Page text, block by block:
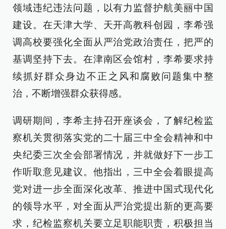
领域违纪违法问题，以有力监督护航美丽中国
建设。在天津大学、天开高教科创园，李希强
调高校要强化全面从严治党政治责任，把严的
基调坚持下去。在津南区会馆村，李希要求持
续抓好群众身边不正之风和腐败问题集中整
治，不断增强群众获得感。
调研期间，李希主持召开座谈会，了解纪检监
察机关贯彻落实党的二十届三中全会精神和中
央纪委三次全会部署情况，并就做好下一步工
作听取意见建议。他指出，三中全会着眼提高
党对进一步全面深化改革、推进中国式现代化
的领导水平，对全面从严治党提出新的更高要
求，纪检监察机关要立足职能职责，积极担当